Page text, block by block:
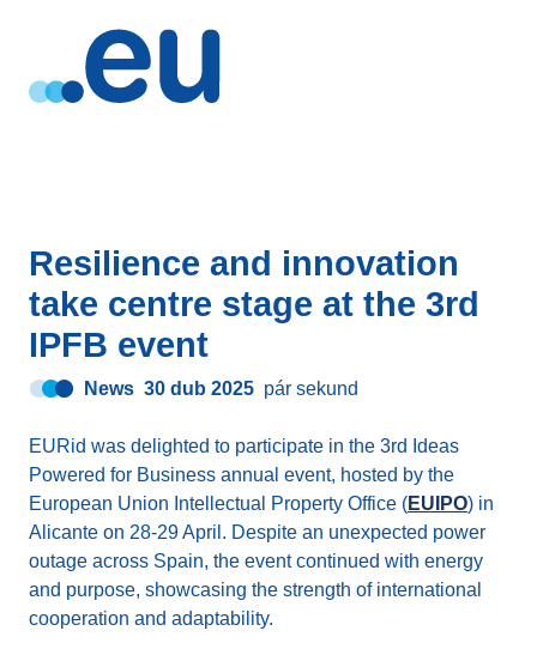
Resilience and innovation
take centre stage at the 3rd
IPFB event
News 30 dub 2025 pár sekund
EURid was delighted to participate in the 3rd Ideas
Powered for Business annual event, hosted by the
European Union Intellectual Property Office (EUIPO) in
Alicante on 28-29 April. Despite an unexpected power
outage across Spain, the event continued with energy
and purpose, showcasing the strength of international
cooperation and adaptability.